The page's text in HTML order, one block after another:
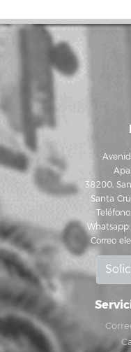
38200,
Santa
Whatsapp:
Correo